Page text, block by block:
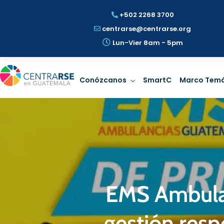
+502 2268 3700
centrarse@centrarse.org
Lun-Vier 8am - 5pm
Conózcanos SmartC Marco
Gobernanza
Gobernanza
estrategia de
Sostenibilidad.
LEER MÁS
riesgos
LEER
EMS